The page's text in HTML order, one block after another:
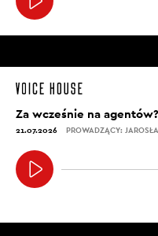
Za wcześnie na agentów?
21.07.2026 PROWADZĄCY: